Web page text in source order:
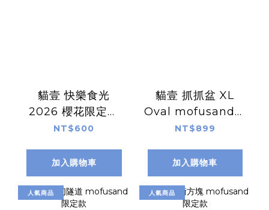
貓壹 快樂食光
2026 櫻花限定款
標準食碗
NT$600
加入購物車
貓壹 抓抓盆 XL
Oval mofusand限
定款
NT$899
加入購物車
人氣商品 人氣商品